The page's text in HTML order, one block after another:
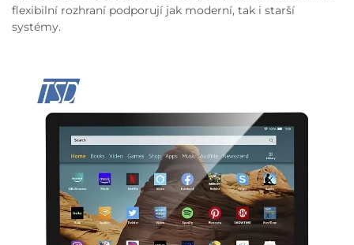
flexibilní rozhraní podporují jak moderní, tak i starší
systémy.